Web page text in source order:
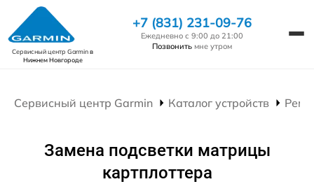
Сервисный центр Garminв
Нижнем Новгороде
+7 (831) 231-09-76
Ежедневно с 9:00 до 21:00
Позвонить мне утром
Сервисный центр Garmin Каталог устройств
Замена подсветки матрицы
картплоттера